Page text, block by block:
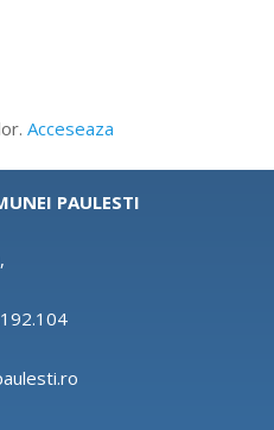
Acceseaza
PAULESTI